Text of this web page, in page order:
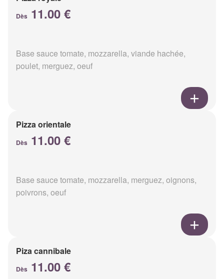
Dès 11.00 €
Base sauce tomate, mozzarella, viande hachée,
poulet, merguez, oeuf
Pizza orientale
Dès 11.00 €
Base sauce tomate, mozzarella, merguez, oignons,
poivrons, oeuf
Piza cannibale
Dès 11.00 €